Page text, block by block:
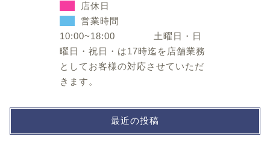
店休日
営業時間
10:00~18:00 土曜日・日
曜日・祝日・は17時迄を店舗業務
としてお客様の対応させていただ
きます。
最近の投稿